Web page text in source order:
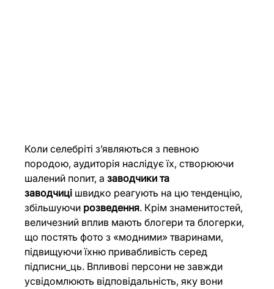
Коли селебріті з’являються з певною
породою, аудиторія наслідує їх, створюючи
шалений попит, а заводчики та
заводчиці швидко реагують на цю тенденцію,
збільшуючи розведення. Крім знаменитостей,
величезний вплив мають блогери та блогерки,
що постять фото з «модними» тваринами,
підвищуючи їхню привабливість серед
підписни_ць. Впливові персони не завжди
усвідомлюють відповідальність, яку вони